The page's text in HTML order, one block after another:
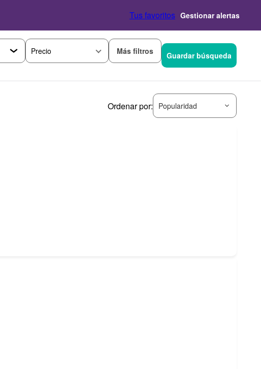
Tus favoritos Gestionar alertas
Precio Más filtros Guardar búsqueda
Ordenar por: Popularidad